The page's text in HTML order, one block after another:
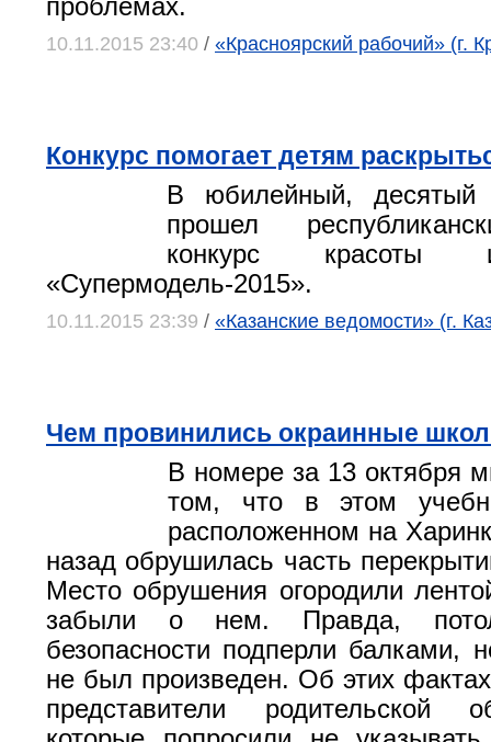
проблемах.
10.11.2015 23:40 / «Красноярский рабочий» (г.
Конкурс помогает детям
В юбилейный,
прошел
конкурс красоты
«Супермодель-2015».
10.11.2015 23:39 / «Казанские ведомости» (г.
Чем провинились окраинные
В номере за 13 октября
том, что в этом
расположенном на
назад обрушилась часть
Место обрушения огородили
забыли о нем. Правда,
безопасности подперли балками,
не был произведен. Об этих
представители родительской